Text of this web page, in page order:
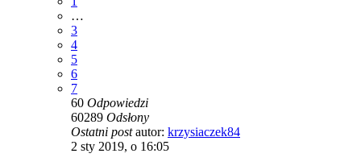
…
3
4
5
6
7
60 Odpowiedzi
60289 Odsłony
Ostatni postautor: krzysiaczek84
2 sty 2019, o 16:05